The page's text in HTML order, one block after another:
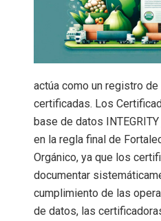
actúa como un registro
certificadas. Los
base de datos
en la regla final de
Orgánico, ya que los
documentar
cumplimiento de las
de datos, las